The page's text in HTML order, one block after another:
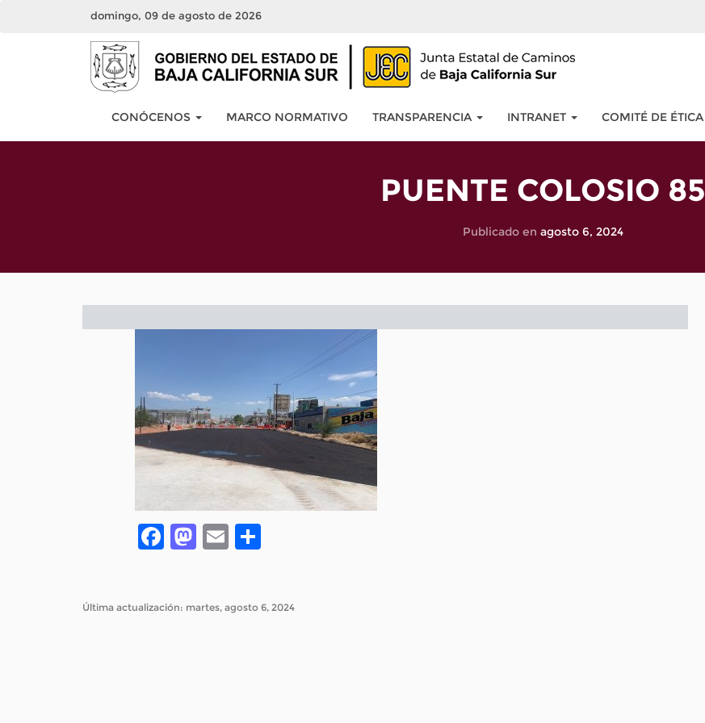
domingo, 09 de agosto de 2026
CONÓCENOS MARCO NORMATIVO TRANSPARENCIA INTRANET COMITÉ DE ÉTICA
PUENTE COLOSIO 85
Publicado en agosto 6, 2024
Facebook
Mastodon
EmailCompartir
Última actualización: martes, agosto 6, 2024